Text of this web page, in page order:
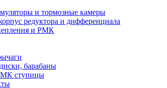
и тормозные камеры
редуктора и дифференциала
и РМК
барабаны
ступицы